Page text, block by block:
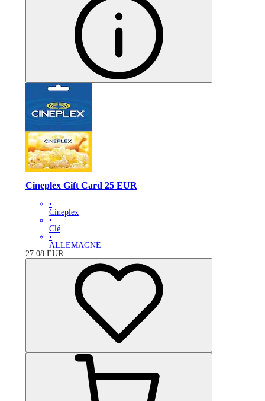
Cineplex Gift Card 25 EUR
•
Cineplex
•
Clé
•
ALLEMAGNE
27.08 EUR